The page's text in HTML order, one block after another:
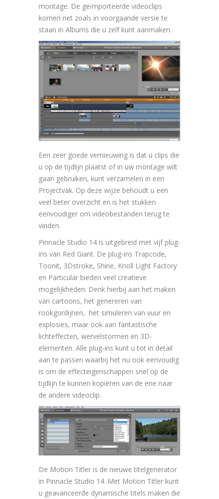
montage. De geïmporteerde videoclips
komen net zoals in voorgaande versie te
staan in Albums die u zelf kunt aanmaken.
Een zeer goede vernieuwing is dat u clips die
u op de tijdlijn plaatst of in uw montage wilt
gaan gebruiken, kunt verzamelen in een
Projectvak. Op deze wijze behoudt u een
veel beter overzicht en is het stukken
eenvoudiger om videobestanden terug te
vinden.
Pinnacle Studio 14 is uitgebreid met vijf plug-
ins van Red Giant. De plug-ins Trapcode,
Toonit, 3Dstroke, Shine, Knoll Light Factory
en Particular bieden veel creatieve
mogelijkheden. Denk hierbij aan het maken
van cartoons, het genereren van
rookgordijnen, het simuleren van vuur en
explosies, maar ook aan fantastische
lichteffecten, wervelstormen en 3D-
elementen. Alle plug-ins kunt u tot in detail
aan te passen waarbij het nu ook eenvoudig
is om de effecteigenschappen snel op de
tijdlijn te kunnen kopiëren van de ene naar
de andere videoclip.
De Motion Titler is de nieuwe titelgenerator
in Pinnacle Studio 14. Met Motion Titler kunt
u geavanceerde dynamische titels maken die